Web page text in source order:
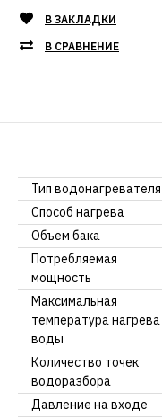
В ЗАКЛАДКИ
В СРАВНЕНИЕ
Тип водонагревателя
Способ нагрева
Объем бака
Потребляемая
мощность
Максимальная
температура нагрева
воды
Количество точек
водоразбора
Давление на входе